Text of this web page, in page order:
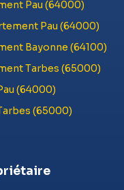
Pau (64000)
Pau (64000)
Bayonne (64100)
Tarbes (65000)
(64000)
(65000)